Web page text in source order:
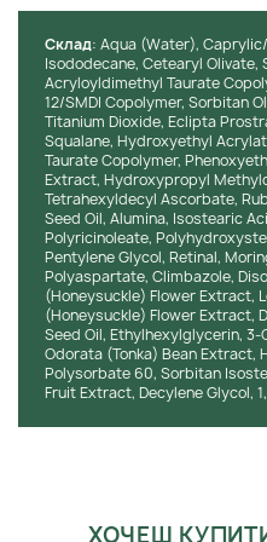
КЛІНІЧНІ РЕЗУЛЬТАТИ
Клінічні дослідження
використання Medik8
омолодження шкіри. За
дослідження за участю
ретиноїдів, 92% учасників
зморшок, а 87%
та підвищення її пружності.
ефективність у
гіперпігментації.
ІНСТРУКЦІЯ ІЗ
Нанесення:
розміром з горошину
тиждень, щоб шкіра
Cклад: Aqua (Water),
Isododecane, Cetearyl
Acryloyldimethyl Taurate
12/SMDI Copolymer, Sorbitan
Titanium Dioxide, Eclipta
Squalane, Hydroxyethyl
Taurate Copolymer,
Extract, Hydroxypropyl
Tetrahexyldecyl Ascorbate,
Seed Oil, Alumina, Isostearic
Polyricinoleate,
Pentylene Glycol, Retinal,
Polyaspartate, Climbazole,
(Honeysuckle) Flower Extract,
(Honeysuckle) Flower Extract,
Seed Oil, Ethylhexylglycerin,
Odorata (Tonka) Bean Extract,
Polysorbate 60, Sorbitan
Fruit Extract, Decylene Glycol,
ХОЧЕШ